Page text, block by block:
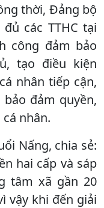
thời, Đảng bộ
các TTHC tại
công đảm bảo
tạo điều kiện
nhân tiếp cận,
đảm quyền,
nhân.
Nấng, chia sẻ:
hai cấp và sáp
tâm xã gần 20
vậy khi đến giải